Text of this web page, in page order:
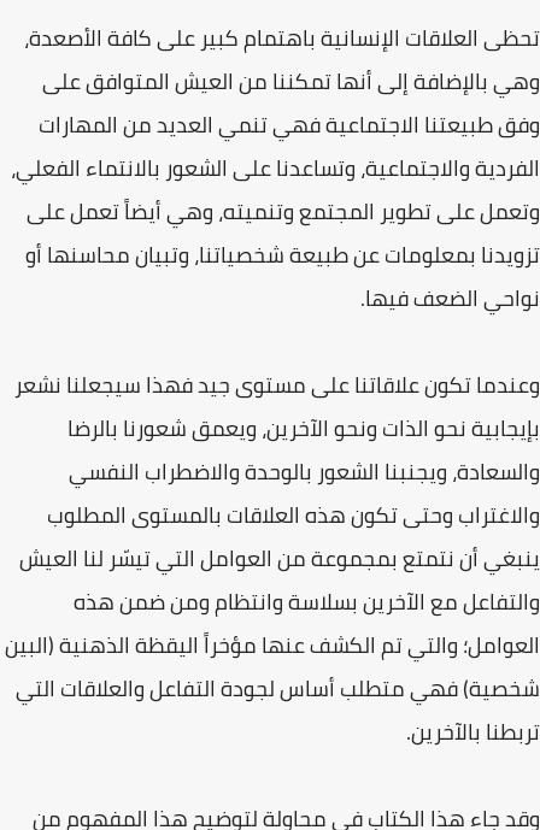
تحظى العلاقات الإنسانية باهتمام كبير على كافة الأصعدة،
وهي بالإضافة إلى أنها تمكننا من العيش المتوافق على
وفق طبيعتنا الاجتماعية فهي تنمي العديد من المهارات
الفردية والاجتماعية، وتساعدنا على الشعور بالانتماء الفعلي،
وتعمل على تطوير المجتمع وتنميته، وهي أيضاً تعمل على
تزويدنا بمعلومات عن طبيعة شخصياتنا، وتبيان محاسنها أو
نواحي الضعف فيها.
وعندما تكون علاقاتنا على مستوى جيد فهذا سيجعلنا نشعر
بإيجابية نحو الذات ونحو الآخرين، ويعمق شعورنا بالرضا
والسعادة، ويجنبنا الشعور بالوحدة والاضطراب النفسي
والاغتراب وحتى تكون هذه العلاقات بالمستوى المطلوب
ينبغي أن نتمتع بمجموعة من العوامل التي تيسّر لنا العيش
والتفاعل مع الآخرين بسلاسة وانتظام ومن ضمن هذه
العوامل؛ والتي تم الكشف عنها مؤخراً اليقظة الذهنية (البين
شخصية) فهي متطلب أساس لجودة التفاعل والعلاقات التي
تربطنا بالآخرين.
وقد جاء هذا الكتاب في محاولة لتوضيح هذا المفهوم من